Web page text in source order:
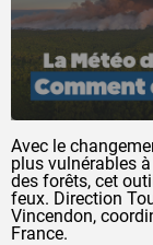
Avec le
plus vulnérables
des forêts, cet
feux. Direction
Vincendon,
France.